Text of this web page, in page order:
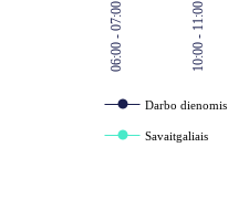
06:00 - 07:00 10:00 - 11:00
Darbo dienomis
Savaitgaliais